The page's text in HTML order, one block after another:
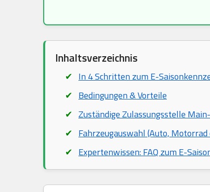
Inhaltsverzeichnis
In 4 Schritten zum E-
Bedingungen & Vorteile
Zuständige Zulassungsstelle
Fahrzeugauswahl (Auto, Motorrad
Expertenwissen: FAQ zum E-